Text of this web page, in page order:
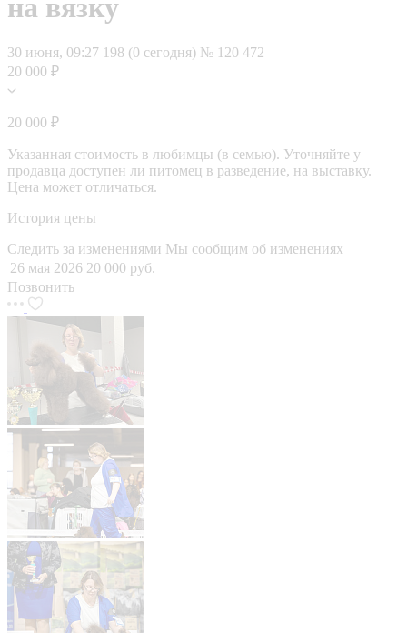
на вязку
30 июня, 09:27 198 (0 сегодня) № 120 472
20 000 ₽
20 000 ₽
Указанная стоимость в любимцы (в семью). Уточняйте у
продавца доступен ли питомец в разведение, на выставку.
Цена может отличаться.
История цены
Следить за изменениями Мы сообщим об изменениях
26 мая 2026 20 000 руб.
Позвонить